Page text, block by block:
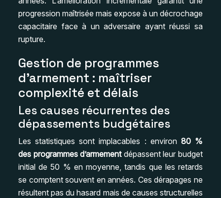
progression maîtrisée mais expose à un décrochage
capacitaire face à un adversaire ayant réussi sa
rupture.
Gestion de programmes
d’armement : maîtriser
complexité et délais
Les causes récurrentes des
dépassements budgétaires
Les statistiques sont implacables : environ 80 %
des programmes d’armementdépassent leur budget
initial de 50 % en moyenne, tandis que les retards
se comptent souvent en années. Ces dérapages ne
résultent pas du hasard mais de causes structurelles